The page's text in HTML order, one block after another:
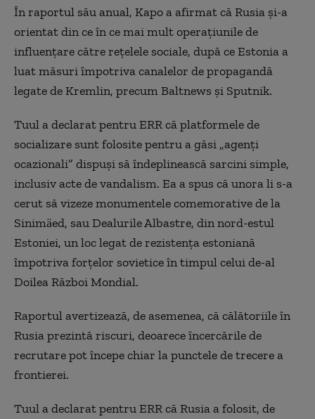
În raportul său anual, Kapo a afirmat că Rusia și-a
orientat din ce în ce mai mult operațiunile de
influențare către rețelele sociale, după ce Estonia a
luat măsuri împotriva canalelor de propagandă
legate de Kremlin, precum Baltnews și Sputnik.
Tuul a declarat pentru ERR că platformele de
socializare sunt folosite pentru a găsi „agenți
ocazionali” dispuși să îndeplinească sarcini simple,
inclusiv acte de vandalism. Ea a spus că unora li s-a
cerut să vizeze monumentele comemorative de la
Sinimäed, sau Dealurile Albastre, din nord-estul
Estoniei, un loc legat de rezistența estoniană
împotriva forțelor sovietice în timpul celui de-al
Doilea Război Mondial.
Raportul avertizează, de asemenea, că călătoriile în
Rusia prezintă riscuri, deoarece încercările de
recrutare pot începe chiar la punctele de trecere a
frontierei.
Tuul a declarat pentru ERR că Rusia a folosit, de